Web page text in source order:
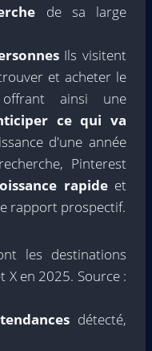
de sa large
Ils visitent
et acheter le
ainsi une
ce qui va
d'une année
Pinterest
rapideet
rapport prospectif.
les destinations
X en 2025. Source :
tendancesdétecté,